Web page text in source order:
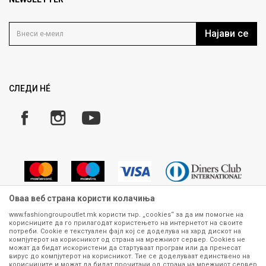
Кариера
Политика на приватност
Како да купите
Замена и рефундација на производи
Плаќање
Најави се
СЛЕДИ НÉ
Сите информации околу производите кои се изложени на нашата
онлајн продавница се стремиме да бидат конкретни, точни и прецизни,
меѓутоа не можеме да гарантираме дека се без ниту една грешка или
пак дека сите производи во моментот се достапни на залиха.
Оваа веб страна користи колачиња
www.fashiongroupoutlet.mk користи тнр. „cookies“ за да им помогне на
корисниците да го прилагодат користењето на интернетот на своите
потреби. Cookie е текстуален фајл кој се доделува на хард дискот на
компјутерот на корисникот од страна на мрежниот сервер. Cookies не
можат да бидат искористени да стартуваат програм или да пренесат
вирус до компјутерот на корисникот. Тие се доделуваат единствено на